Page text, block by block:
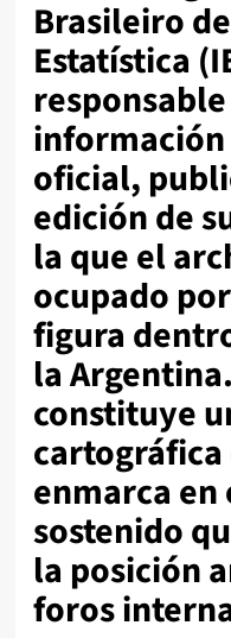
Brasileiro
Estatística
oficial,
edición de
la que el
ocupado
figura
la
constituye
cartográfica
enmarca en
sostenido
la posición
foros